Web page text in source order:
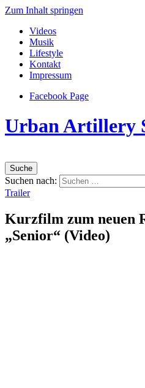
Zum Inhalt springen
Videos
Musik
Lifestyle
Kontakt
Impressum
Facebook Page
Urban Artillery
Suche
Suchen nach:
Trailer
Kurzfilm zum neuen
„Senior“ (Video)